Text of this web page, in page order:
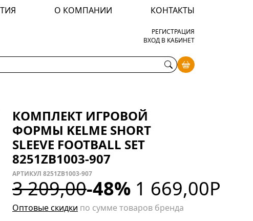
О КОМПАНИИ
КОНТАКТЫ
РЕГИСТРАЦИЯ
ВХОД В КАБИНЕТ
КОМПЛЕКТ ИГРОВОЙ
ФОРМЫ KELME SHORT
SLEEVE FOOTBALL SET
8251ZB1003-907
АРТИКУЛ 8251ZB1003-907
3 209,00-48% 1 669,00Р
Оптовые скидки по сумме товаров бренда